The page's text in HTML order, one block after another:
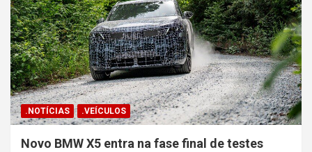
.NOTÍCIAS .VEÍCULOS
Novo BMW X5 entra na fase final de testes